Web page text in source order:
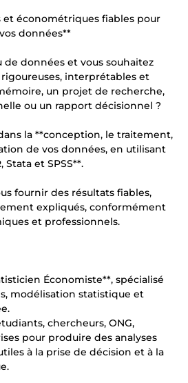
et économétriques fiables pour
données**
de données et vous souhaitez
interprétables et
un projet de recherche,
ou un rapport décisionnel ?
la **conception, le traitement,
de vos données, en utilisant
Stata et SPSS**.
fournir des résultats fiables,
expliqués, conformément
et professionnels.
Économiste**, spécialisé
modélisation statistique et
chercheurs, ONG,
pour produire des analyses
à la prise de décision et à la